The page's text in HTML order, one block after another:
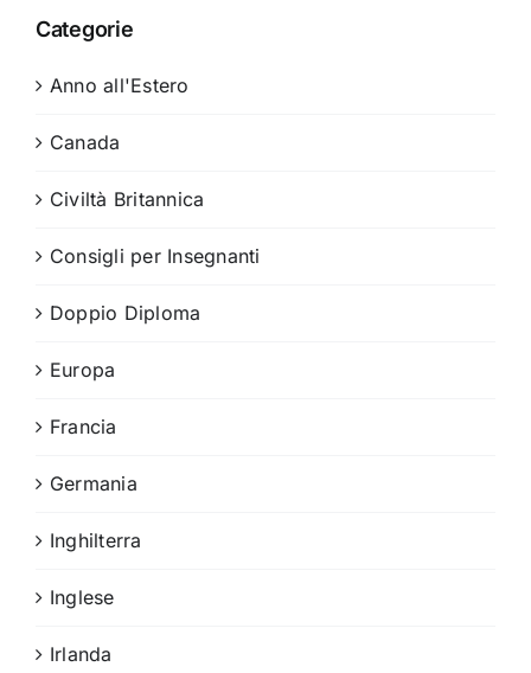
Categorie
Anno all'Estero
Canada
Civiltà Britannica
Consigli per Insegnanti
Doppio Diploma
Europa
Francia
Germania
Inghilterra
Inglese
Irlanda